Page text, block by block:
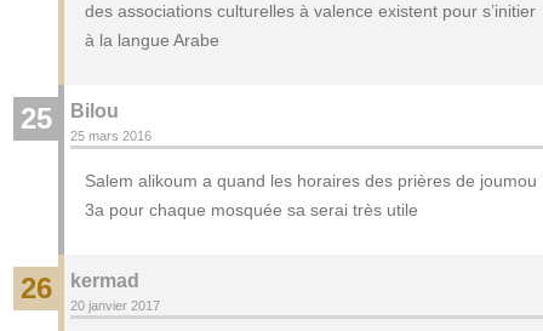
des associations culturelles à valence existent pour s’initier
à la langue Arabe
25 Bilou
25 mars 2016
Salem alikoum a quand les horaires des prières de joumou
3a pour chaque mosquée sa serai très utile
26 kermad
20 janvier 2017